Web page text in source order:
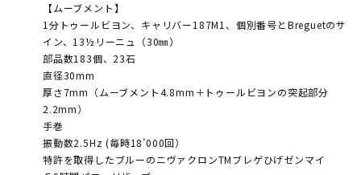
【ムーブメント】
1分トゥールビヨン、キャリバー187M1、個別番号とBreguetのサ
イン、13½リーニュ（30㎜）
部品数183個、23石
直径30mm
厚さ7mm（ムーブメント4.8mm＋トゥールビヨンの突起部分
2.2mm）
手巻
振動数2.5Hz (毎時18’000回）
特許を取得したブルーのニヴァクロンTMブレゲひげゼンマイ